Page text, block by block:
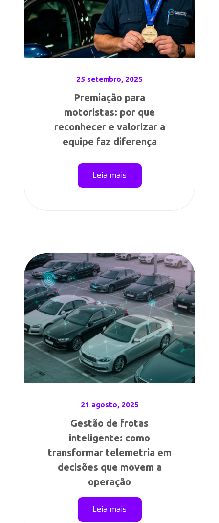
25 setembro, 2025
Premiação para
motoristas: por que
reconhecer e valorizar a
equipe faz diferença
Leia mais
21 agosto, 2025
Gestão de frotas
inteligente: como
transformar telemetria em
decisões que movem a
operação
Leia mais